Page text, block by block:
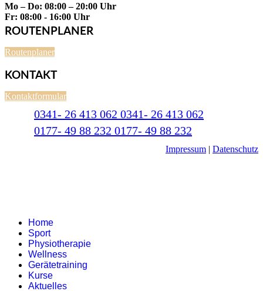
Mo – Do: 08:00 – 20:00 Uhr
Fr: 08:00 - 16:00 Uhr
ROUTENPLANER
Routenplaner
KONTAKT
Kontaktformular
0341- 26 413 062 0341- 26 413 062
0177- 49 88 232 0177- 49 88 232
Impressum | Datenschutz
Home
Sport
Physiotherapie
Wellness
Gerätetraining
Kurse
Aktuelles